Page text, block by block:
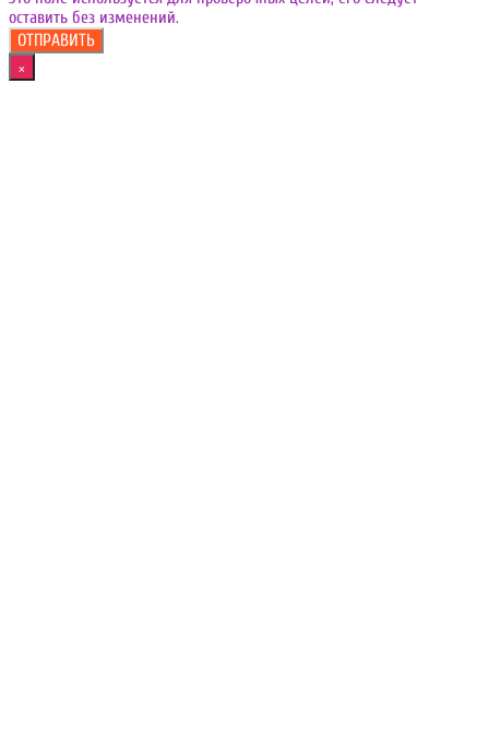
оставить без изменений.
×